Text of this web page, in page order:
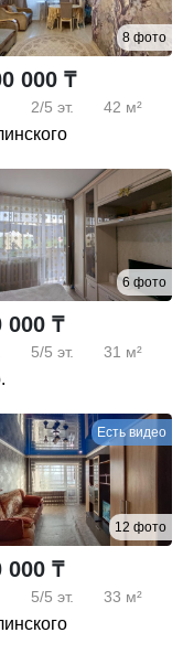
8 фото
000 ₸
2/5 эт. 42 м²
6 фото
000 ₸
5/5 эт. 31 м²
12 фото
Есть видео
000 ₸
5/5 эт. 33 м²